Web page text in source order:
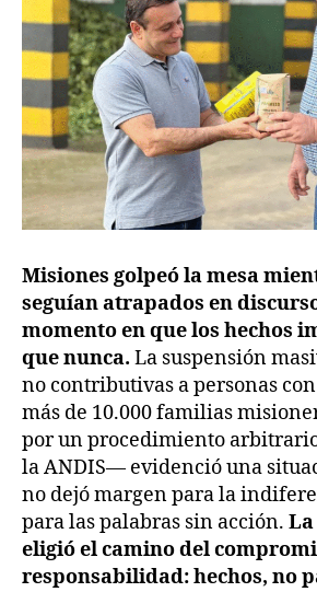
Misiones golpeó la mesa
seguían atrapados en
momento en que los hechos
que nunca. La suspensión
no contributivas a personas
más de 10.000 familias
por un procedimiento
la ANDIS— evidenció una
no dejó margen para la
para las palabras sin acción.
eligió el camino del
responsabilidad: hechos, no